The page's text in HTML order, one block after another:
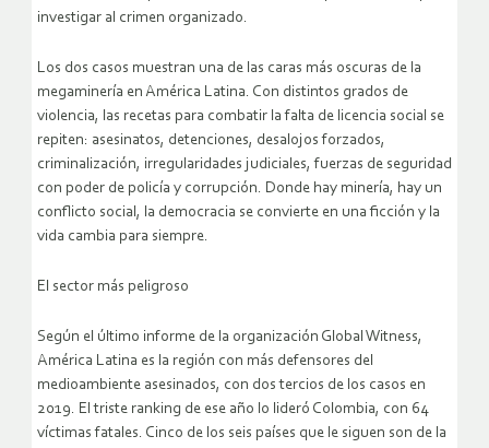
investigar al crimen organizado.
Los dos casos muestran una de las caras más oscuras de la
megaminería en América Latina. Con distintos grados de
violencia, las recetas para combatir la falta de licencia social se
repiten: asesinatos, detenciones, desalojos forzados,
criminalización, irregularidades judiciales, fuerzas de seguridad
con poder de policía y corrupción. Donde hay minería, hay un
conflicto social, la democracia se convierte en una ficción y la
vida cambia para siempre.
El sector más peligroso
Según el último informe de la organización Global Witness,
América Latina es la región con más defensores del
medioambiente asesinados, con dos tercios de los casos en
2019. El triste ranking de ese año lo lideró Colombia, con 64
víctimas fatales. Cinco de los seis países que le siguen son de la